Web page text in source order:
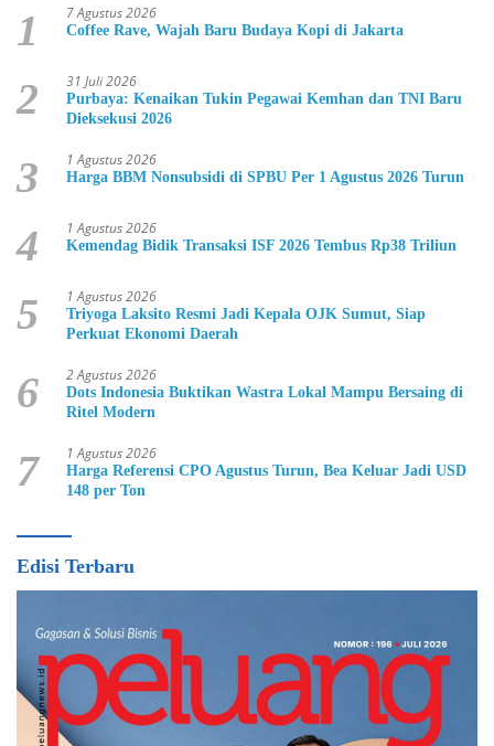
1 7 Agustus 2026
Coffee Rave, Wajah Baru Budaya Kopi di Jakarta
2 31 Juli 2026
Purbaya: Kenaikan Tukin Pegawai Kemhan dan TNI Baru
Dieksekusi 2026
3 1 Agustus 2026
Harga BBM Nonsubsidi di SPBU Per 1 Agustus 2026 Turun
4 1 Agustus 2026
Kemendag Bidik Transaksi ISF 2026 Tembus Rp38 Triliun
5 1 Agustus 2026
Triyoga Laksito Resmi Jadi Kepala OJK Sumut, Siap
Perkuat Ekonomi Daerah
6 2 Agustus 2026
Dots Indonesia Buktikan Wastra Lokal Mampu Bersaing di
Ritel Modern
7 1 Agustus 2026
Harga Referensi CPO Agustus Turun, Bea Keluar Jadi USD
148 per Ton
Edisi Terbaru